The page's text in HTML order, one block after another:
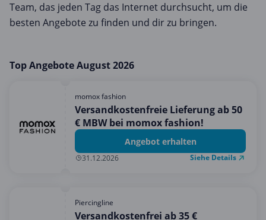
Team, das jeden Tag das Internet durchsucht, um die
besten Angebote zu finden und dir zu bringen.
Top Angebote August 2026
momox fashion
Versandkostenfreie Lieferung ab 50
€ MBW bei momox fashion!
Angebot erhalten
31.12.2026 Siehe Details
Piercingline
Versandkostenfrei ab 35 €